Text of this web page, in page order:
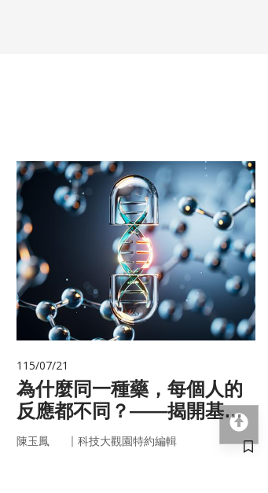
書籤
115/07/21
為什麼同一種藥，每個人的
反應都不同？——揭開基因
的用藥密碼
陳玉鳳 ｜ 科技大觀園特約編輯
儲
回